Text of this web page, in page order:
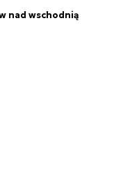
nad wschodnią